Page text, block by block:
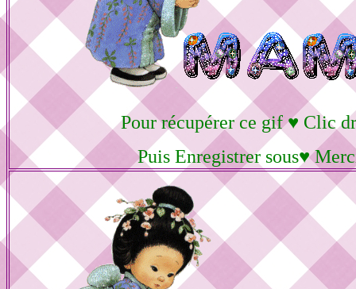
Pour récupérer ce gif ♥ Clic
Puis Enregistrer sous♥